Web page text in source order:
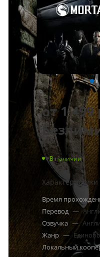
от1 499
В наличии
Характеристики
Время
Перевод —
Озвучка —
Жанр —
Локальный